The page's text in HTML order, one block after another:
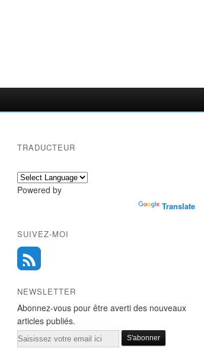
TRADUCTEUR
Powered by
Translate
SUIVEZ-MOI
NEWSLETTER
Abonnez-vous pour être averti des nouveaux
articles publiés.
Email